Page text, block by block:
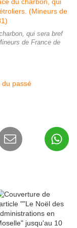
qui sera bref
de France de
du passé